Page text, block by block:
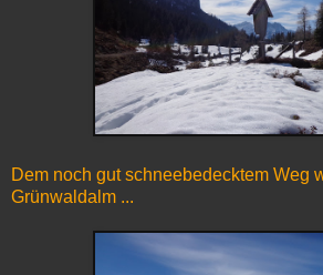
Dem noch gut schneebedecktem Weg
Grünwaldalm ...